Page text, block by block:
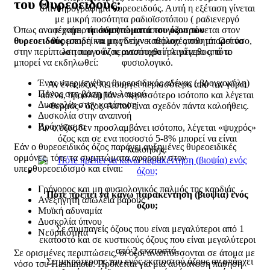
σπινθηρογράφημα θυρεοειδούς. Αυτή η εξέταση γίνεται
με μικρή ποσότητα ραδιοϊσοτόπου ( ραδιενεργό
τεχνήτιο ή ιώδιο) το οποίο συγκεντρώνεται στον
θυρεοειδή και μας δείχνει περιοχές που μπορεί να
λειτουργούν περισσότερο ή λιγότερο από το
φυσιολογικό.
Αν ένας όζος λειτουργεί περισσότερο από τον γύρω
αδένα, προσλαμβάνει περισσότερο ισότοπο και λέγεται
«θερμός» όζος. Αυτοί είναι σχεδόν πάντα καλοήθεις.
Αν ο όζος δεν προσλαμβάνει ισότοπο, λέγεται «ψυχρός»
όζος και σε ενα ποσοστό 5-8% μπορεί να είναι
κακοήθης.
Πότε πρέπει να κάνω παρακέντηση (βιοψία) ενός
όζου;
- Σε συμπαγείς όζους που είναι μεγαλύτεροι από 1
εκατοστό και σε κυστικούς όζους που είναι μεγαλύτεροι
από 2 εκατοστά.
- Σε μικρότερους του ενός εκατοστού όζους αν υπάρχει
του Θυρεοειδούς;
Όπως αναφέραμε,τα συμπτώματα του όζου του
θυρεοειδούςμπορεί να μη γίνουν καθόλου αισθητά. Ωστόσο,
στην περίπτωση που ο όζος αναπτυχθεί σε μέγεθος, τότε
μπορεί να εκδηλωθεί:
Ένας υπερμεγέθης θυρεοειδικός αδένας ( βρογχοκήλη)
Πόνος στη βάση του λαιμού
Δυσκολία στην κατάποση
Δυσκολία στην αναπνοή
Βράχνιασμα
Εάν ο θυρεοειδικός όζος παράγει αυξημένες θυρεοειδικές
ορμόνες, τότε τα συμπτώματα αφορούν στον
υπερθυρεοειδισμό και είναι:
Γρήγορος και μη φυσιολογικός παλμός της καρδιάς
Ανεξήγητη απώλεια βάρους
Μυϊκή αδυναμία
Δυσκολία ύπνου
Νευρικότητα
Σε ορισμένες περιπτώσεις, οι όζοι αναπτύσσονται σε άτομα με
νόσο του Hashimoto. Πρόκειται για μια αυτοάνοση πάθηση